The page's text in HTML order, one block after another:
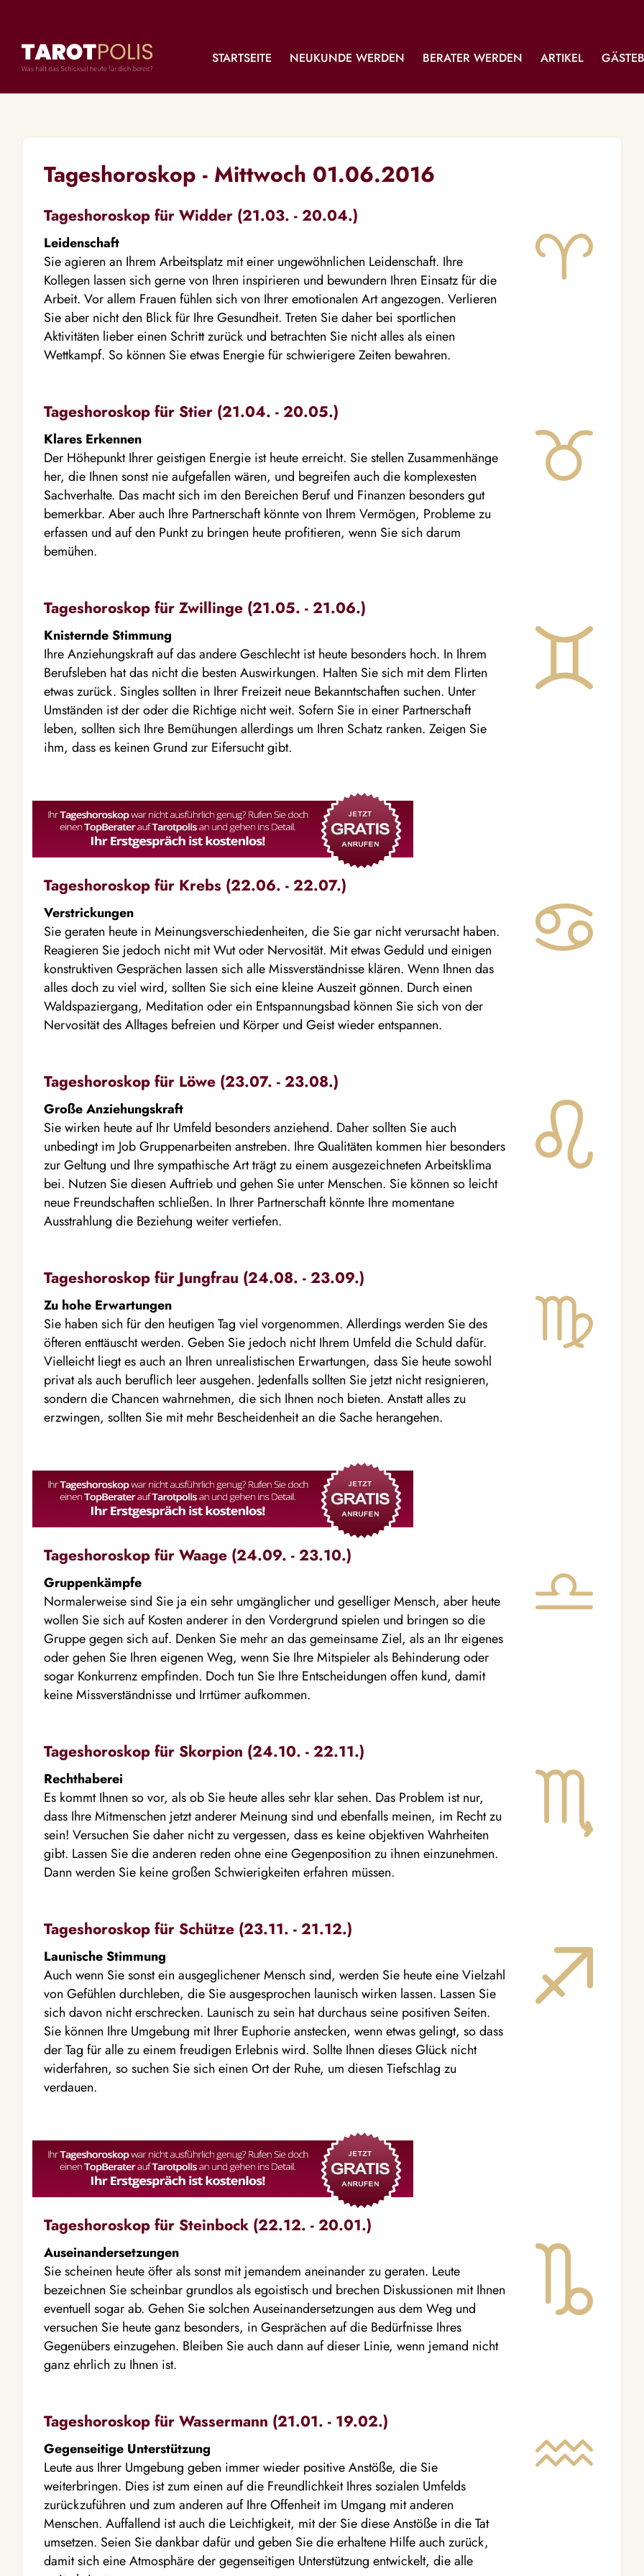
STARTSEITE NEUKUNDE WERDEN BERATER WERDEN ARTIKEL
Tageshoroskop - Mittwoch 01.06.2016
Tageshoroskop für Widder (21.03. - 20.04.)
Leidenschaft
Sie agieren an Ihrem Arbeitsplatz mit einer ungewöhnlichen Leidenschaft. Ihre
Kollegen lassen sich gerne von Ihren inspirieren und bewundern Ihren Einsatz für die
Arbeit. Vor allem Frauen fühlen sich von Ihrer emotionalen Art angezogen. Verlieren
Sie aber nicht den Blick für Ihre Gesundheit. Treten Sie daher bei sportlichen
Aktivitäten lieber einen Schritt zurück und betrachten Sie nicht alles als einen
Wettkampf. So können Sie etwas Energie für schwierigere Zeiten bewahren.
Tageshoroskop für Stier (21.04. - 20.05.)
Klares Erkennen
Der Höhepunkt Ihrer geistigen Energie ist heute erreicht. Sie stellen Zusammenhänge
her, die Ihnen sonst nie aufgefallen wären, und begreifen auch die komplexesten
Sachverhalte. Das macht sich im den Bereichen Beruf und Finanzen besonders gut
bemerkbar. Aber auch Ihre Partnerschaft könnte von Ihrem Vermögen, Probleme zu
erfassen und auf den Punkt zu bringen heute profitieren, wenn Sie sich darum
bemühen.
Tageshoroskop für Zwillinge (21.05. - 21.06.)
Knisternde Stimmung
Ihre Anziehungskraft auf das andere Geschlecht ist heute besonders hoch. In Ihrem
Berufsleben hat das nicht die besten Auswirkungen. Halten Sie sich mit dem Flirten
etwas zurück. Singles sollten in Ihrer Freizeit neue Bekanntschaften suchen. Unter
Umständen ist der oder die Richtige nicht weit. Sofern Sie in einer Partnerschaft
leben, sollten sich Ihre Bemühungen allerdings um Ihren Schatz ranken. Zeigen Sie
ihm, dass es keinen Grund zur Eifersucht gibt.
Tageshoroskop für Krebs (22.06. - 22.07.)
Verstrickungen
Sie geraten heute in Meinungsverschiedenheiten, die Sie gar nicht verursacht haben.
Reagieren Sie jedoch nicht mit Wut oder Nervosität. Mit etwas Geduld und einigen
konstruktiven Gesprächen lassen sich alle Missverständnisse klären. Wenn Ihnen das
alles doch zu viel wird, sollten Sie sich eine kleine Auszeit gönnen. Durch einen
Waldspaziergang, Meditation oder ein Entspannungsbad können Sie sich von der
Nervosität des Alltages befreien und Körper und Geist wieder entspannen.
Tageshoroskop für Löwe (23.07. - 23.08.)
Große Anziehungskraft
Sie wirken heute auf Ihr Umfeld besonders anziehend. Daher sollten Sie auch
unbedingt im Job Gruppenarbeiten anstreben. Ihre Qualitäten kommen hier besonders
zur Geltung und Ihre sympathische Art trägt zu einem ausgezeichneten Arbeitsklima
bei. Nutzen Sie diesen Auftrieb und gehen Sie unter Menschen. Sie können so leicht
neue Freundschaften schließen. In Ihrer Partnerschaft könnte Ihre momentane
Ausstrahlung die Beziehung weiter vertiefen.
Tageshoroskop für Jungfrau (24.08. - 23.09.)
Zu hohe Erwartungen
Sie haben sich für den heutigen Tag viel vorgenommen. Allerdings werden Sie des
öfteren enttäuscht werden. Geben Sie jedoch nicht Ihrem Umfeld die Schuld dafür.
Vielleicht liegt es auch an Ihren unrealistischen Erwartungen, dass Sie heute sowohl
privat als auch beruflich leer ausgehen. Jedenfalls sollten Sie jetzt nicht resignieren,
sondern die Chancen wahrnehmen, die sich Ihnen noch bieten. Anstatt alles zu
erzwingen, sollten Sie mit mehr Bescheidenheit an die Sache herangehen.
Tageshoroskop für Waage (24.09. - 23.10.)
Gruppenkämpfe
Normalerweise sind Sie ja ein sehr umgänglicher und geselliger Mensch, aber heute
wollen Sie sich auf Kosten anderer in den Vordergrund spielen und bringen so die
Gruppe gegen sich auf. Denken Sie mehr an das gemeinsame Ziel, als an Ihr eigenes
oder gehen Sie Ihren eigenen Weg, wenn Sie Ihre Mitspieler als Behinderung oder
sogar Konkurrenz empfinden. Doch tun Sie Ihre Entscheidungen offen kund, damit
keine Missverständnisse und Irrtümer aufkommen.
Tageshoroskop für Skorpion (24.10. - 22.11.)
Rechthaberei
Es kommt Ihnen so vor, als ob Sie heute alles sehr klar sehen. Das Problem ist nur,
dass Ihre Mitmenschen jetzt anderer Meinung sind und ebenfalls meinen, im Recht zu
sein! Versuchen Sie daher nicht zu vergessen, dass es keine objektiven Wahrheiten
gibt. Lassen Sie die anderen reden ohne eine Gegenposition zu ihnen einzunehmen.
Dann werden Sie keine großen Schwierigkeiten erfahren müssen.
Tageshoroskop für Schütze (23.11. - 21.12.)
Launische Stimmung
Auch wenn Sie sonst ein ausgeglichener Mensch sind, werden Sie heute eine Vielzahl
von Gefühlen durchleben, die Sie ausgesprochen launisch wirken lassen. Lassen Sie
sich davon nicht erschrecken. Launisch zu sein hat durchaus seine positiven Seiten.
Sie können Ihre Umgebung mit Ihrer Euphorie anstecken, wenn etwas gelingt, so dass
der Tag für alle zu einem freudigen Erlebnis wird. Sollte Ihnen dieses Glück nicht
widerfahren, so suchen Sie sich einen Ort der Ruhe, um diesen Tiefschlag zu
verdauen.
Tageshoroskop für Steinbock (22.12. - 20.01.)
Auseinandersetzungen
Sie scheinen heute öfter als sonst mit jemandem aneinander zu geraten. Leute
bezeichnen Sie scheinbar grundlos als egoistisch und brechen Diskussionen mit Ihnen
eventuell sogar ab. Gehen Sie solchen Auseinandersetzungen aus dem Weg und
versuchen Sie heute ganz besonders, in Gesprächen auf die Bedürfnisse Ihres
Gegenübers einzugehen. Bleiben Sie auch dann auf dieser Linie, wenn jemand nicht
ganz ehrlich zu Ihnen ist.
Tageshoroskop für Wassermann (21.01. - 19.02.)
Gegenseitige Unterstützung
Leute aus Ihrer Umgebung geben immer wieder positive Anstöße, die Sie
weiterbringen. Dies ist zum einen auf die Freundlichkeit Ihres sozialen Umfelds
zurückzuführen und zum anderen auf Ihre Offenheit im Umgang mit anderen
Menschen. Auffallend ist auch die Leichtigkeit, mit der Sie diese Anstöße in die Tat
umsetzen. Seien Sie dankbar dafür und geben Sie die erhaltene Hilfe auch zurück,
damit sich eine Atmosphäre der gegenseitigen Unterstützung entwickelt, die alle